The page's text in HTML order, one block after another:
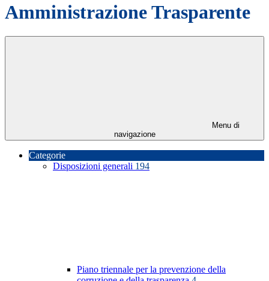
Amministrazione Trasparente
Menu di
navigazione
Categorie
Disposizioni generali 194
Piano triennale per la prevenzione della